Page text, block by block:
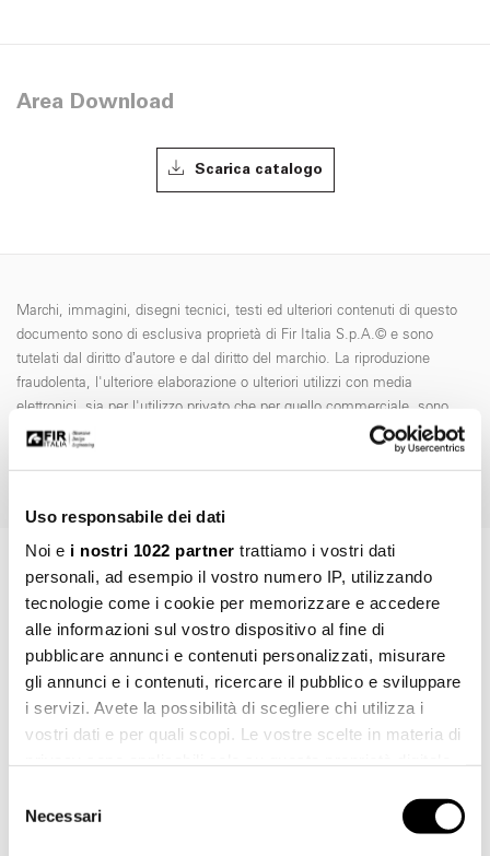
Uso responsabile dei dati
Noi e i nostri 1022 partner trattiamo i vostri dati
personali, ad esempio il vostro numero IP, utilizzando
tecnologie come i cookie per memorizzare e accedere
alle informazioni sul vostro dispositivo al fine di
pubblicare annunci e contenuti personalizzati, misurare
gli annunci e i contenuti, ricercare il pubblico e sviluppare
i servizi. Avete la possibilità di scegliere chi utilizza i
vostri dati e per quali scopi. Le vostre scelte in materia di
modificare o revocare il proprio consenso in qualsiasi
momento dalla Dichiarazione sui cookie o facendo clic
delNecessari
Area Download
Scarica catalogo
Marchi, immagini, disegni tecnici, testi ed ulteriori contenuti di questo
documento sono di esclusiva proprietà di Fir Italia S.p.A.© e sono
tutelati dal diritto d’autore e dal diritto del marchio. La riproduzione
fraudolenta, l'ulteriore elaborazione o ulteriori utilizzi con media
elettronici, sia per l'utilizzo privato che per quello commerciale, sono
espressamente vietate senza preventiva autorizzazione di Fir Italia
ART. 84.0489.8
Richiedi informazioni
NOME *
COGNOME *